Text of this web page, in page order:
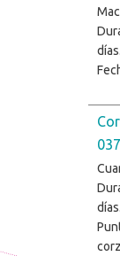
días.
días.